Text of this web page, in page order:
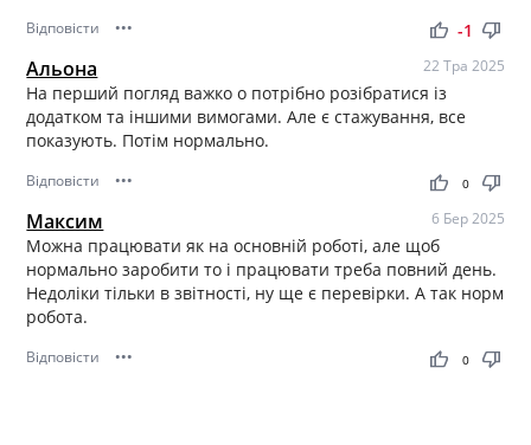
Відповісти ••• thumb_up thumb_down
-1
Альона 22 Тра 2025
На перший погляд важко о потрібно розібратися із
додатком та іншими вимогами. Але є стажування, все
показують. Потім нормально.
Відповісти ••• thumb_up thumb_down
0
Максим 6 Бер 2025
Можна працювати як на основній роботі, але щоб
нормально заробити то і працювати треба повний день.
Недоліки тільки в звітності, ну ще є перевірки. А так норм
робота.
Відповісти ••• thumb_up thumb_down
0